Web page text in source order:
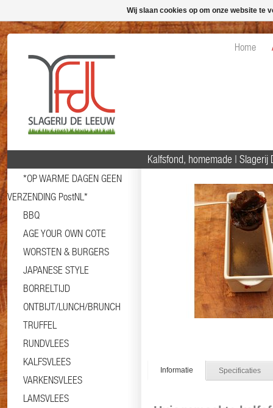
Home
*OP WARME DAGEN GEEN
VERZENDING PostNL*
BBQ
AGE YOUR OWN COTE
WORSTEN & BURGERS
JAPANESE STYLE
BORRELTIJD
ONTBIJT/LUNCH/BRUNCH
TRUFFEL
RUNDVLEES
KALFSVLEES
VARKENSVLEES
LAMSVLEES
Kalfsfond, homemade |
Informatie Specificaties
Wij slaan cookies op om onze website te